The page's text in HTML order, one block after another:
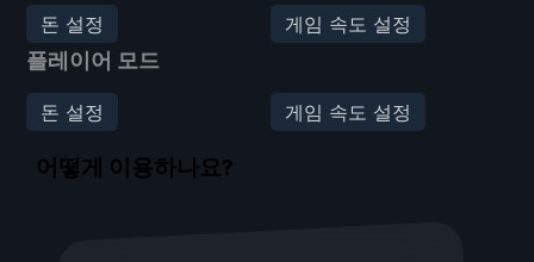
돈 설정 게임 속도 설정
플레이어 모드
돈 설정 게임 속도 설정
어떻게 이용하나요?